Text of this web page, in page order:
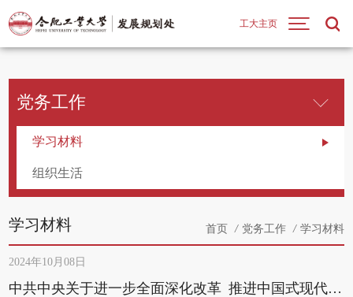
工大主页
党务工作
学习材料
组织生活
学习材料 首页 / 党务工作 / 学习材料
2024年10月08日
中共中央关于进一步全面深化改革 推进中国式现代化的决定